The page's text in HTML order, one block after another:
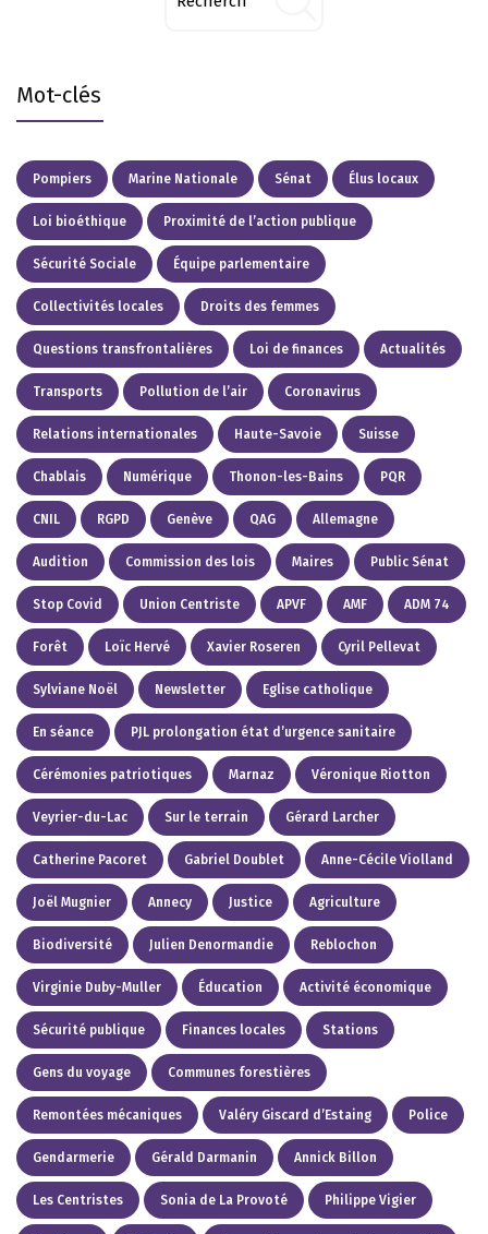
Mot-clés
Pompiers Marine Nationale Sénat Élus locaux
Loi bioéthique Proximité de l’action publique
Sécurité Sociale Équipe parlementaire
Collectivités locales Droits des femmes
Questions transfrontalières Loi de finances Actualités
Transports Pollution de l’air Coronavirus
Relations internationales Haute-Savoie Suisse
Chablais Numérique Thonon-les-Bains PQR
CNIL RGPD Genève QAG Allemagne
Audition Commission des lois Maires Public Sénat
Stop Covid Union Centriste APVF AMF ADM 74
Forêt Loïc Hervé Xavier Roseren Cyril Pellevat
Sylviane Noël Newsletter Eglise catholique
En séance PJL prolongation état d’urgence sanitaire
Cérémonies patriotiques Marnaz Véronique Riotton
Veyrier-du-Lac Sur le terrain Gérard Larcher
Catherine Pacoret Gabriel Doublet Anne-Cécile Violland
Joël Mugnier Annecy Justice Agriculture
Biodiversité Julien Denormandie Reblochon
Virginie Duby-Muller Éducation Activité économique
Sécurité publique Finances locales Stations
Gens du voyage Communes forestières
Remontées mécaniques Valéry Giscard d’Estaing Police
Gendarmerie Gérald Darmanin Annick Billon
Les Centristes Sonia de La Provoté Philippe Vigier